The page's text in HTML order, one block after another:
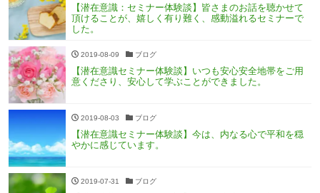
【潜在意識：セミナー体験談】皆さまのお話を聴かせて
頂けることが、嬉しく有り難く、感動溢れるセミナーで
した。
2019-08-09 ブログ
【潜在意識セミナー体験談】いつも安心安全地帯をご用
意くださり、安心して学ぶことができました。
2019-08-03 ブログ
【潜在意識セミナー体験談】今は、内なる心で平和を穏
やかに感じています。
2019-07-31 ブログ